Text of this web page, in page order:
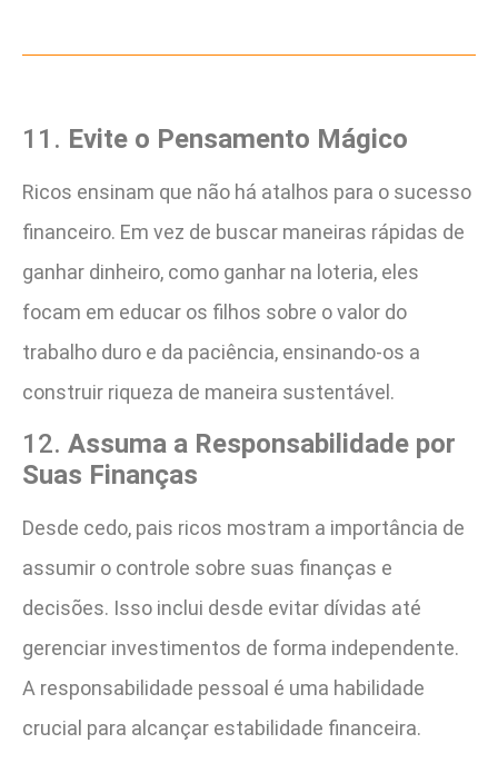
11. Evite o Pensamento Mágico
Ricos ensinam que não há atalhos para o sucesso
financeiro. Em vez de buscar maneiras rápidas de
ganhar dinheiro, como ganhar na loteria, eles
focam em educar os filhos sobre o valor do
trabalho duro e da paciência, ensinando-os a
construir riqueza de maneira sustentável​.
12. Assuma a Responsabilidade por
Suas Finanças
Desde cedo, pais ricos mostram a importância de
assumir o controle sobre suas finanças e
decisões. Isso inclui desde evitar dívidas até
gerenciar investimentos de forma independente.
A responsabilidade pessoal é uma habilidade
crucial para alcançar estabilidade financeira​.